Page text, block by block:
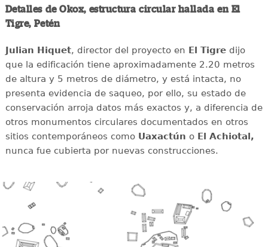
Detalles de Okox, estructura circular hallada en El
Tigre, Petén
Julian Hiquet, director del proyecto en El Tigredijo
que la edificación tiene aproximadamente 2.20 metros
de altura y 5 metros de diámetro, y está intacta, no
presenta evidencia de saqueo, por ello, su estado de
conservación arroja datos más exactos y, a diferencia de
otros monumentos circulares documentados en otros
sitios contemporáneos comoUaxactún oEl Achiotal,
nunca fue cubierta por nuevas construcciones.